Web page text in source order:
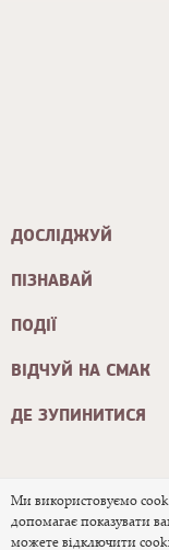
ДОСЛІДЖУЙ
ПІЗНАВАЙ
ПОДІЇ
ВІДЧУЙ НА СМАК
ДЕ ЗУПИНИТИСЯ
© 2026 Офіційний
Ми використовуємо
допомагає показувати
можете відключити